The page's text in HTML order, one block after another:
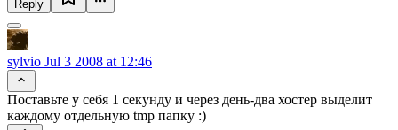
Reply
sylvio Jul 3 2008 at 12:46
Поставьте у себя 1 секунду и через день-два хостер выделит
каждому отдельную tmp папку :)